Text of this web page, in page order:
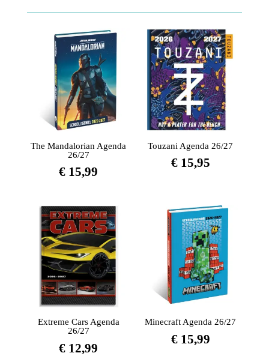
The Mandalorian Agenda
26/27
€ 15,99
Touzani Agenda 26/27
€15,95
Extreme Cars Agenda
26/27
€ 12,99
Minecraft Agenda 26/27
€15,99